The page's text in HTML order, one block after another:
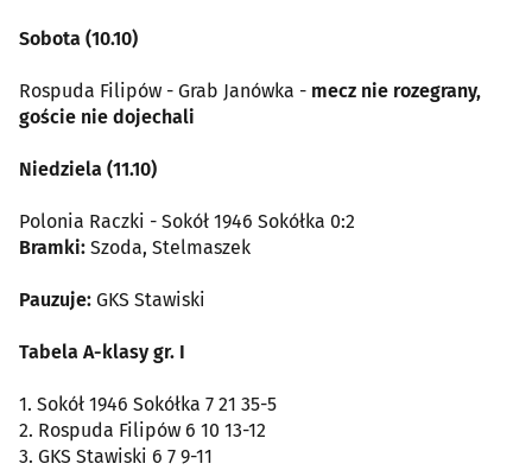
Sobota (10.10)
Rospuda Filipów - Grab Janówka - mecz nie rozegrany,
goście nie dojechali
Niedziela (11.10)
Polonia Raczki - Sokół 1946 Sokółka 0:2
Bramki: Szoda, Stelmaszek
Pauzuje: GKS Stawiski
Tabela A-klasy gr. I
1. Sokół 1946 Sokółka 7 21 35-5
2. Rospuda Filipów 6 10 13-12
3. GKS Stawiski 6 7 9-11